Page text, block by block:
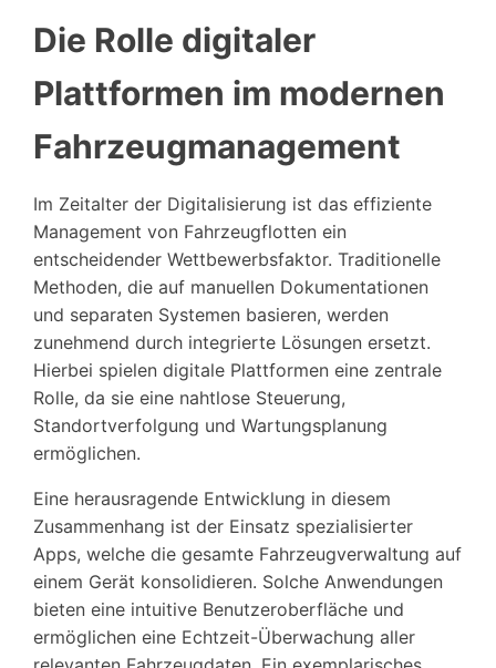
Die Rolle digitaler
Plattformen im modernen
Fahrzeugmanagement
Im Zeitalter der Digitalisierung ist das effiziente
Management von Fahrzeugflotten ein
entscheidender Wettbewerbsfaktor. Traditionelle
Methoden, die auf manuellen Dokumentationen
und separaten Systemen basieren, werden
zunehmend durch integrierte Lösungen ersetzt.
Hierbei spielen digitale Plattformen eine zentrale
Rolle, da sie eine nahtlose Steuerung,
Standortverfolgung und Wartungsplanung
ermöglichen.
Eine herausragende Entwicklung in diesem
Zusammenhang ist der Einsatz spezialisierter
Apps, welche die gesamte Fahrzeugverwaltung auf
einem Gerät konsolidieren. Solche Anwendungen
bieten eine intuitive Benutzeroberfläche und
ermöglichen eine Echtzeit-Überwachung aller